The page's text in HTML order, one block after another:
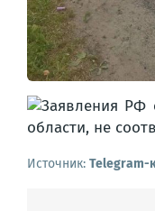
Источник: Telegram-